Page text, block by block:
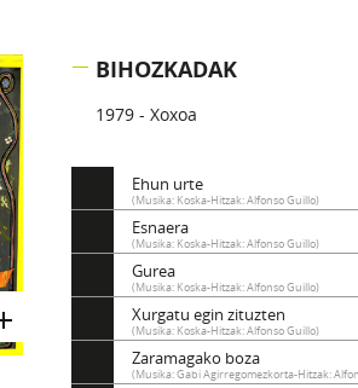
BIHOZKADAK
1979 - Xoxoa
Ehun urte
(Musika: Koska-Hitzak: Alfonso Guillo)
Esnaera
(Musika: Koska-Hitzak: Alfonso Guillo)
Gurea
(Musika: Koska-Hitzak: Alfonso Guillo)
Xurgatu egin zituzten
(Musika: Koska-Hitzak: Alfonso Guillo)
Zaramagako boza
(Musika: Gabi Agirregomezkorta-Hitzak: